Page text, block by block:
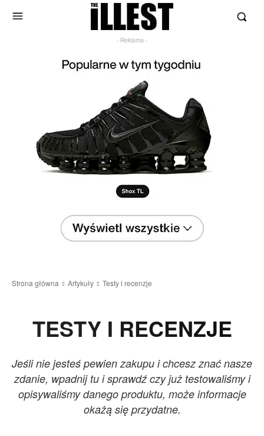
- Reklama -
Strona główna Artykuły Testy i recenzje
TESTY I RECENZJE
Jeśli nie jesteś pewien zakupu i chcesz znać nasze
zdanie, wpadnij tu i sprawdź czy już testowaliśmy i
opisywaliśmy danego produktu, może informacje
okażą się przydatne.